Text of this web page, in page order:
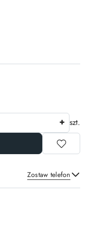
szt.
Zostaw telefon